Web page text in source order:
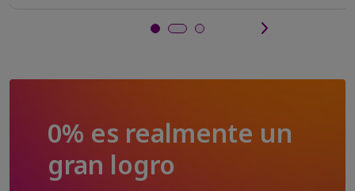
0% es realmente un
gran logro